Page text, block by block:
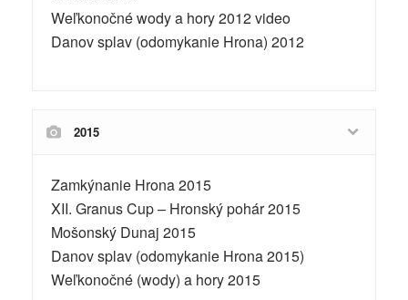
Weľkonočné wody a hory 2012video
Danov splav (odomykanie Hrona) 2012
2015
Zamkýnanie Hrona 2015
XII. Granus Cup – Hronský pohár 2015
Mošonský Dunaj 2015
Danov splav (odomykanie Hrona 2015)
Weľkonočné (wody) a hory 2015